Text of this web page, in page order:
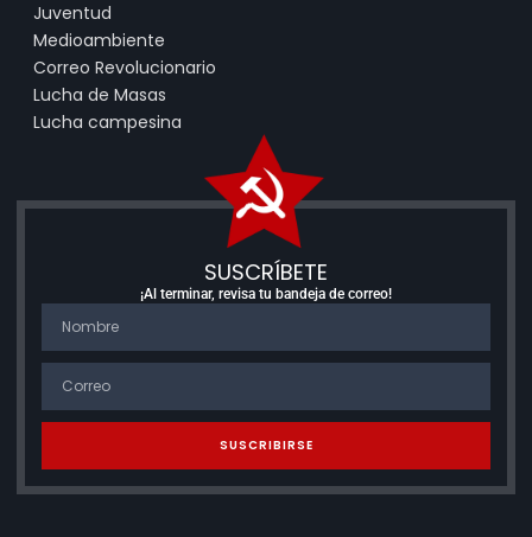
Juventud
Medioambiente
Correo Revolucionario
Lucha de Masas
Lucha campesina
SUSCRÍBETE
¡Al terminar, revisa tu bandeja de correo!
SUSCRIBIRSE